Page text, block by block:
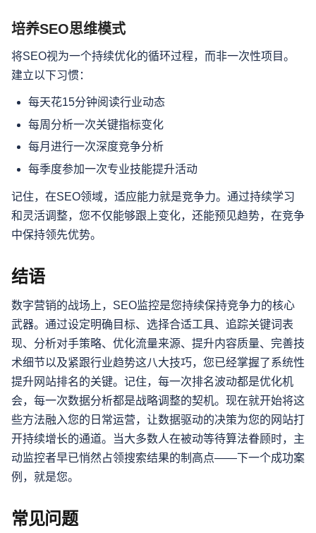
培养SEO思维模式
将SEO视为一个持续优化的循环过程，而非一次性项目。
建立以下习惯：
每天花15分钟阅读行业动态
每周分析一次关键指标变化
每月进行一次深度竞争分析
每季度参加一次专业技能提升活动
记住，在SEO领域，适应能力就是竞争力。通过持续学习
和灵活调整，您不仅能够跟上变化，还能预见趋势，在竞争
中保持领先优势。
结语
数字营销的战场上，SEO监控是您持续保持竞争力的核心
武器。通过设定明确目标、选择合适工具、追踪关键词表
现、分析对手策略、优化流量来源、提升内容质量、完善技
术细节以及紧跟行业趋势这八大技巧，您已经掌握了系统性
提升网站排名的关键。记住，每一次排名波动都是优化机
会，每一次数据分析都是战略调整的契机。现在就开始将这
些方法融入您的日常运营，让数据驱动的决策为您的网站打
开持续增长的通道。当大多数人在被动等待算法眷顾时，主
动监控者早已悄然占领搜索结果的制高点——下一个成功案
例，就是您。
常见问题